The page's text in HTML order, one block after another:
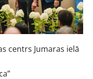
centrs Jumaras ielā